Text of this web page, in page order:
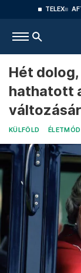
TELEX
Hét
hathatott
KÜLFÖLD ÉLETMÓD